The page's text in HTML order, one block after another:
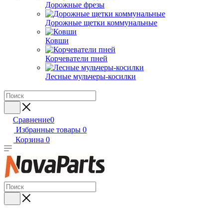
Дорожные фрезы
Дорожные щетки коммунальные
Ковши
Корчеватели пней
Лесные мульчеры-косилки
Сравнение0
Избранные товары 0
Корзина 0